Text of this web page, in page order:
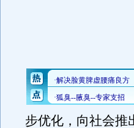
步优化，向社会推